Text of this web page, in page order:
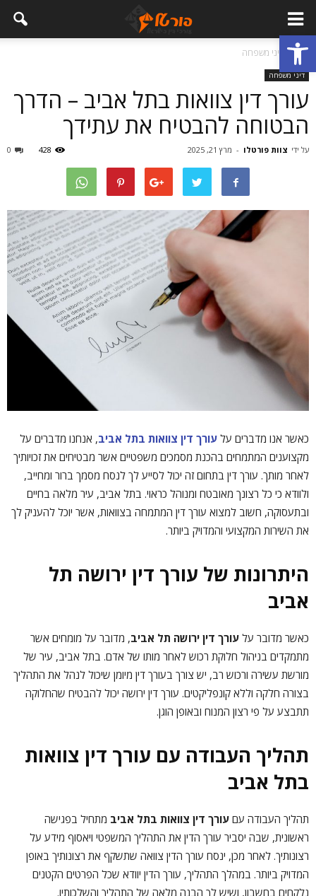
פתח סרגל נגישות
בית דיני משפחה
דיני משפחה
עורך דין צוואות בתל אביב – הדרך
הבטוחה להבטיח את עתידך
על ידי צוות פורטלו - מרץ 21, 2025 0 428
כאשר אנו מדברים על עורך דין צוואות בתל אביב, אנחנו מדברים על
מקצוענים המתמחים בהכנת מסמכים משפטיים אשר מבטיחים את זכויותיך
לאחר מותך. עורך דין בתחום זה יכול לסייע לך לנסח מסמך ברור ומחייב,
ולוודא כי כל רצונך מאובטח ומנוהל כראוי. בתל אביב, עיר מלאה בחיים
ובתעסוקה, חשוב למצוא עורך דין המתמחה בצוואות, אשר יוכל להעניק לך
את השירות המקצועי והמדויק ביותר.
היתרונות של עורך דין ירושה תל
אביב
כאשר מדובר על עורך דין ירושה תל אביב, מדובר על מומחים אשר
מתמקדים בניהול חלוקת רכוש לאחר מותו של אדם. בתל אביב, עיר של
מורשת עשירה ורכוש רב, יש צורך בעורך דין מיומן שיכול לנהל את התהליך
בצורה חלקה וללא קונפליקטים. עורך דין ירושה יכול להבטיח שהחלוקה
תתבצע על פי רצון המנוח ובאופן הוגן.
תהליך העבודה עם עורך דין צוואות
בתל אביב
תהליך העבודה עם עורך דין צוואות בתל אביב מתחיל בפגישה
ראשונית, שבה יסביר עורך הדין את התהליך המשפטי ויאסוף מידע על
רצונותיך. לאחר מכן, ינסח עורך הדין צוואה שתשקף את רצונותיך באופן
המדויק ביותר. במהלך התהליך, עורך הדין יוודא שכל הפרטים הקטנים
נלקחים בחשבון, ושיש לך הבנה מלאה של התהליך והשלכותיו.